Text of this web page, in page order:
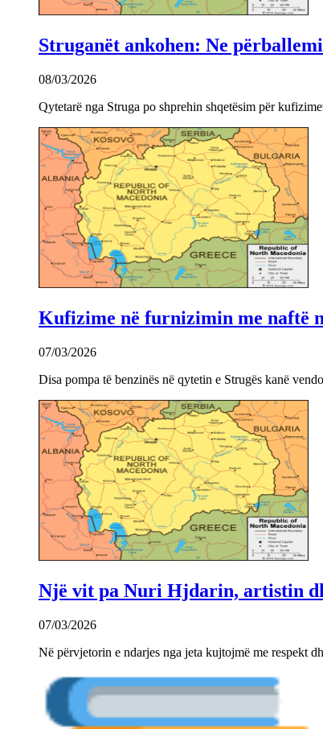
Struganët ankohen: Ne
08/03/2026
Qytetarë nga Struga po shprehin shqetësim për
Kufizime në furnizimin me naftë
07/03/2026
Disa pompa të benzinës në qytetin e Strugës kanë
Një vit pa Nuri Hjdarin, artistin
07/03/2026
Në përvjetorin e ndarjes nga jeta kujtojmë me respekt